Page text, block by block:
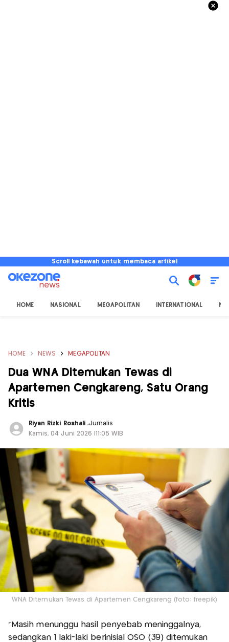
Scroll kebawah untuk membaca artikel
HOME NASIONAL MEGAPOLITAN INTERNATIONAL
HOME NEWS MEGAPOLITAN
Dua WNA Ditemukan Tewas di
Apartemen Cengkareng, Satu Orang
Kritis
Riyan Rizki Roshali ,Jurnalis
Kamis, 04 Juni 2026 |11:05 WIB
WNA Ditemukan Tewas di Apartemen Cengkareng (foto: freepik)
"Masih menunggu hasil penyebab meninggalnya,
sedangkan 1 laki-laki berinisial OSO (39) ditemukan